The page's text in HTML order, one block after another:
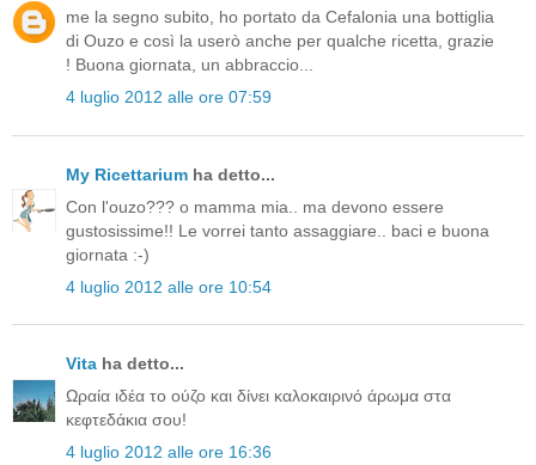
me la segno subito, ho portato da Cefalonia una bottiglia
di Ouzo e così la userò anche per qualche ricetta, grazie
! Buona giornata, un abbraccio...
4 luglio 2012 alle ore 07:59
My Ricettarium ha detto...
Con l'ouzo??? o mamma mia.. ma devono essere
gustosissime!! Le vorrei tanto assaggiare.. baci e buona
giornata :-)
4 luglio 2012 alle ore 10:54
Vita ha detto...
Ωραία ιδέα το ούζο και δίνει καλοκαιρινό άρωμα στα
κεφτεδάκια σου!
4 luglio 2012 alle ore 16:36